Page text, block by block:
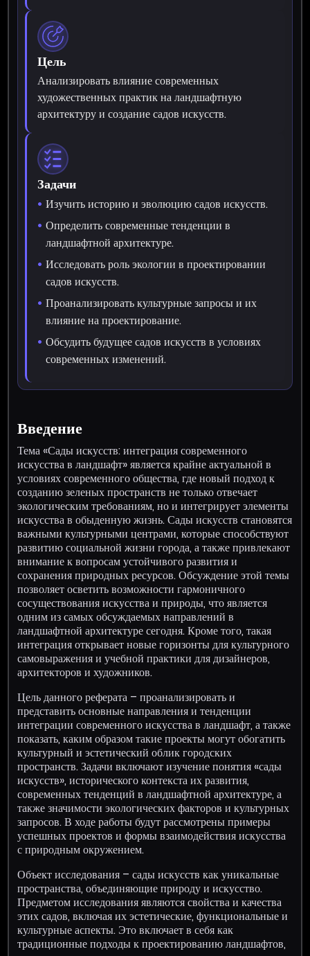
Цель
Анализировать влияние современных
художественных практик на ландшафтную
архитектуру и создание садов искусств.
Задачи
Изучить историю и эволюцию садов искусств.
Определить современные тенденции в
ландшафтной архитектуре.
Исследовать роль экологии в проектировании
садов искусств.
Проанализировать культурные запросы и их
влияние на проектирование.
Обсудить будущее садов искусств в условиях
современных изменений.
Введение
Тема «Сады искусств: интеграция современного
искусства в ландшафт» является крайне актуальной в
условиях современного общества, где новый подход к
созданию зеленых пространств не только отвечает
экологическим требованиям, но и интегрирует элементы
искусства в обыденную жизнь. Сады искусств становятся
важными культурными центрами, которые способствуют
развитию социальной жизни города, а также привлекают
внимание к вопросам устойчивого развития и
сохранения природных ресурсов. Обсуждение этой темы
позволяет осветить возможности гармоничного
сосуществования искусства и природы, что является
одним из самых обсуждаемых направлений в
ландшафтной архитектуре сегодня. Кроме того, такая
интеграция открывает новые горизонты для культурного
самовыражения и учебной практики для дизайнеров,
архитекторов и художников.
Цель данного реферата – проанализировать и
представить основные направления и тенденции
интеграции современного искусства в ландшафт, а также
показать, каким образом такие проекты могут обогатить
культурный и эстетический облик городских
пространств. Задачи включают изучение понятия «сады
искусств», исторического контекста их развития,
современных тенденций в ландшафтной архитектуре, а
также значимости экологических факторов и культурных
запросов. В ходе работы будут рассмотрены примеры
успешных проектов и формы взаимодействия искусства
с природным окружением.
Объект исследования – сады искусств как уникальные
пространства, объединяющие природу и искусство.
Предметом исследования являются свойства и качества
этих садов, включая их эстетические, функциональные и
культурные аспекты. Это включает в себя как
традиционные подходы к проектированию ландшафтов,